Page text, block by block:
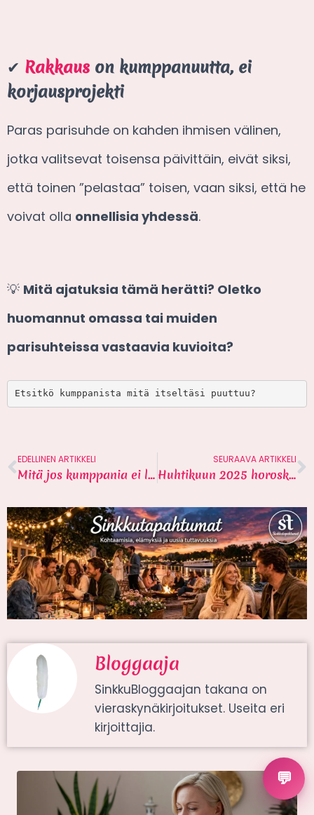
✔ Rakkaus on kumppanuutta, ei
korjausprojekti
Paras parisuhde on kahden ihmisen välinen,
jotka valitsevat toisensa päivittäin, eivät siksi,
että toinen ”pelastaa” toisen, vaan siksi, että he
voivat olla onnellisia yhdessä.
💡 Mitä ajatuksia tämä herätti? Oletko
huomannut omassa tai muiden
parisuhteissa vastaavia kuvioita?
Etsitkö kumppanista mitä itseltäsi puuttuu?
EDELLINEN ARTIKKELI
Mitä jos kumppania ei löydy koskaan?
SEURAAVA ARTIKKELI
Huhtikuun 2025 horoskooppi sinkuille
Bloggaaja
SinkkuBloggaajan takana on
vieraskynäkirjoitukset. Useita eri
kirjoittajia.
💬